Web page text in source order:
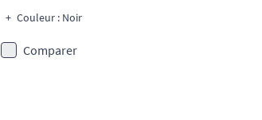
Couleur : Noir
Comparer